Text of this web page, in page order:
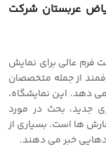
عربستان شرکت
فرم عالی برای نمایش
از جمله متخصصان
دهد. این نمایشگاه،
جدید، بحث در مورد
ها است. بسیاری از
خبر می دهند.